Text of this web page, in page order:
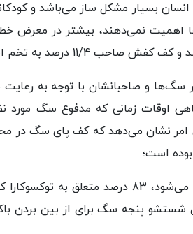
بسیار مشکل ساز می‌باشد و
اهمیت نمی‌دهند، بیشتر در معرض
سگ‌ها و صاحبانشان با توجه به
اوقات زمانی که مدفوع سگ مورد
امر نشان می‌دهد که کف پای سگ در
است؛
معمولا انگلی که یافت می‌شود، 83
شستشو پنجه‌ سگ برای از بین بردن